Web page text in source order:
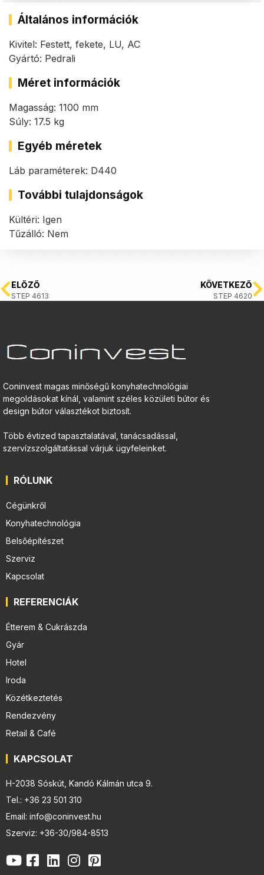
Általános információk
Kivitel: Festett, fekete, LU, AC
Gyártó: Pedrali
Méret információk
Magasság: 1100 mm
Súly: 17.5 kg
Egyéb méretek
Láb paraméterek: D440
További tulajdonságok
Kültéri: Igen
Tűzálló: Nem
ELŐZŐ
STEP 4613
KÖVETKEZŐ
STEP 4620
Coninvest magas minőségű konyhatechnológiai
megoldásokat kínál, valamint széles közületi bútor és
design bútor választékot biztosít.
Több évtized tapasztalatával, tanácsadással,
szervízszolgáltatással várjuk ügyfeleinket.
RÓLUNK
Cégünkről
Konyhatechnológia
Belsőépítészet
Szerviz
Kapcsolat
REFERENCIÁK
Étterem & Cukrászda
Gyár
Hotel
Iroda
Közétkeztetés
Rendezvény
Retail & Café
KAPCSOLAT
H-2038 Sóskút, Kandó Kálmán utca 9.
Tel.: +36 23 501 310
Email: info@coninvest.hu
Szerviz: +36-30/984-8513